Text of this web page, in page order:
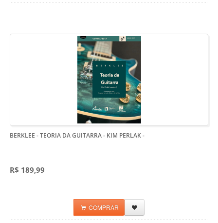
BERKLEE - TEORIA DA GUITARRA - KIM PERLAK-
R$ 189,99
COMPRAR